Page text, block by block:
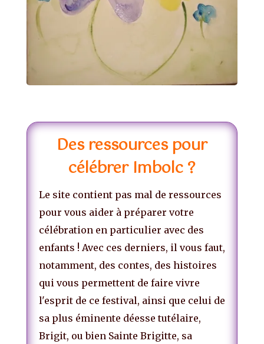
Des ressources pour
célébrer Imbolc ?
Le site contient pas mal de ressources
pour vous aider à préparer votre
célébration en particulier avec des
enfants ! Avec ces derniers, il vous faut,
notamment, des contes, des histoires
qui vous permettent de faire vivre
l'esprit de ce festival, ainsi que celui de
sa plus éminente déesse tutélaire,
Brigit, ou bien Sainte Brigitte, sa